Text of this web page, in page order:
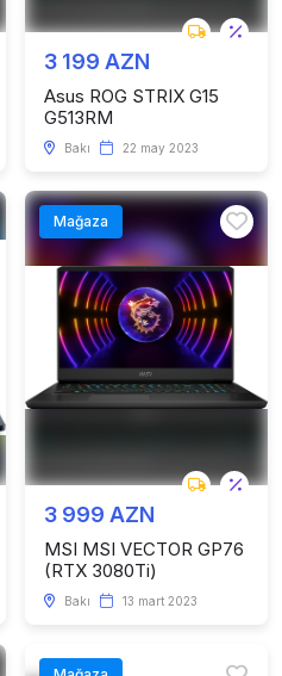
3 199 AZN
Asus ROG STRIX G15
G513RM
Bakı 22 may 2023
Mağaza
3 999 AZN
MSI MSI VECTOR GP76
(RTX 3080Ti)
Bakı 13 mart 2023